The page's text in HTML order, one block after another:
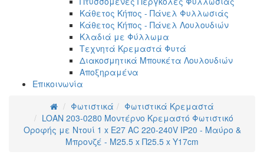
Κάθετος Κήπος - Πάνελ Φυλλωσιάς
Κάθετος Κήπος - Πάνελ Λουλουδιών
Κλαδιά με Φύλλωμα
Τεχνητά Κρεμαστά Φυτά
Διακοσμητικά Μπουκέτα Λουλουδιών
Αποξηραμένα
Επικοινωνία
Φωτιστικά
Φωτιστικά Κρεμαστά
LOAN 203-0280 Μοντέρνο Κρεμαστό Φωτιστικό
Οροφής με Ντουί 1 x E27 AC 220-240V IP20 - Μαύρο &
Μπρονζέ - Μ25.5 x Π25.5 x Υ17cm